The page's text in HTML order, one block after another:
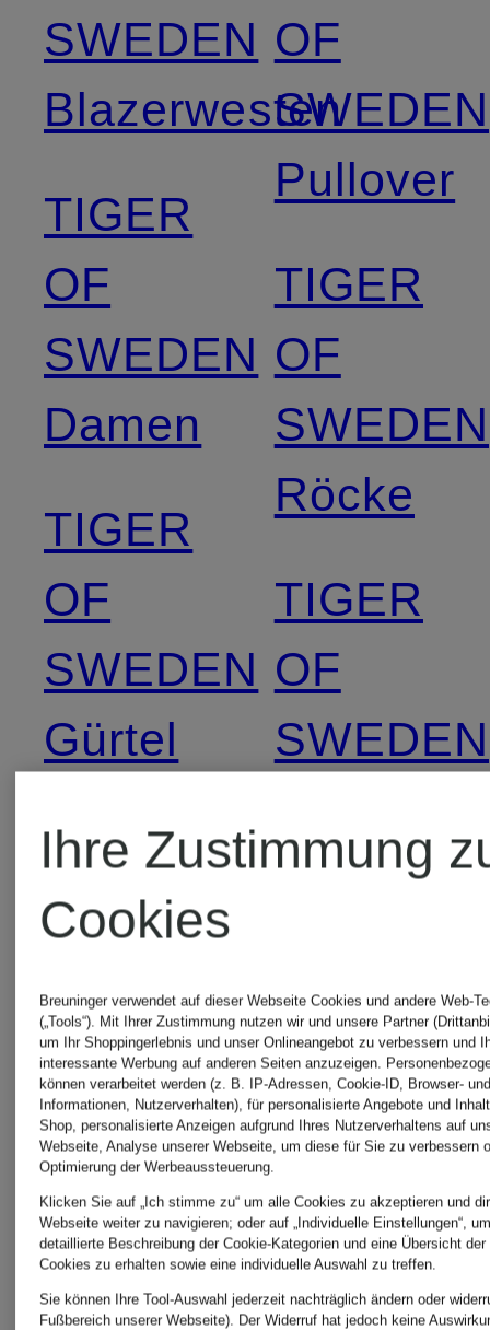
SWEDEN
Blazerwesten
TIGER
OF
SWEDEN
Damen
TIGER
OF
SWEDEN
Gürtel
TIGER
OF
SWEDEN
Hemden
TIGER
OF
SWEDEN
OF
SWEDEN
Pullover
TIGER
OF
SWEDEN
Röcke
TIGER
OF
SWEDEN
OF
SWEDEN
Schuhe
TIGER
OF
Ihre Zustimmung
Cookies
Breuninger verwendet auf dieser Webseite Cookies und andere Web-
(„Tools“). Mit Ihrer Zustimmung nutzen wir und unsere Partner
um Ihr Shoppingerlebnis und unser Onlineangebot zu verbessern und
interessante Werbung auf anderen Seiten anzuzeigen.
können verarbeitet werden (z. B. IP-Adressen, Cookie-ID, Browser-
Informationen, Nutzerverhalten), für personalisierte Angebote und
Shop, personalisierte Anzeigen aufgrund Ihres Nutzerverhaltens auf
Webseite, Analyse unserer Webseite, um diese für Sie zu verbessern
Optimierung der Werbeaussteuerung.
Klicken Sie auf „Ich stimme zu“ um alle Cookies zu akzeptieren und
Webseite weiter zu navigieren; oder auf „Individuelle Einstellungen“,
detaillierte Beschreibung der Cookie-Kategorien und eine Übersicht
Cookies zu erhalten sowie eine individuelle Auswahl zu treffen.
Sie können Ihre Tool-Auswahl jederzeit nachträglich ändern oder
Fußbereich unserer Webseite). Der Widerruf hat jedoch keine